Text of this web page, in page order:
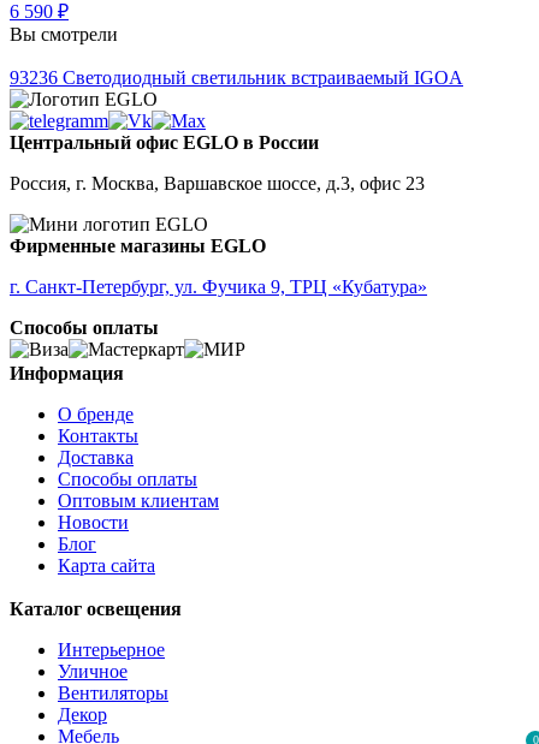
0
6 590 ₽
Вы смотрели
93236 Светодиодный светильник встраиваемый IGOA
Центральный офис EGLO в России
Россия, г. Москва, Варшавское шоссе, д.3, офис 23
Фирменные магазины EGLO
г. Санкт-Петербург, ул. Фучика 9, ТРЦ «Кубатура»
Способы оплаты
Информация
О бренде
Контакты
Доставка
Способы оплаты
Оптовым клиентам
Новости
Блог
Карта сайта
Каталог освещения
Интерьерное
Уличное
Вентиляторы
Декор
Мебель